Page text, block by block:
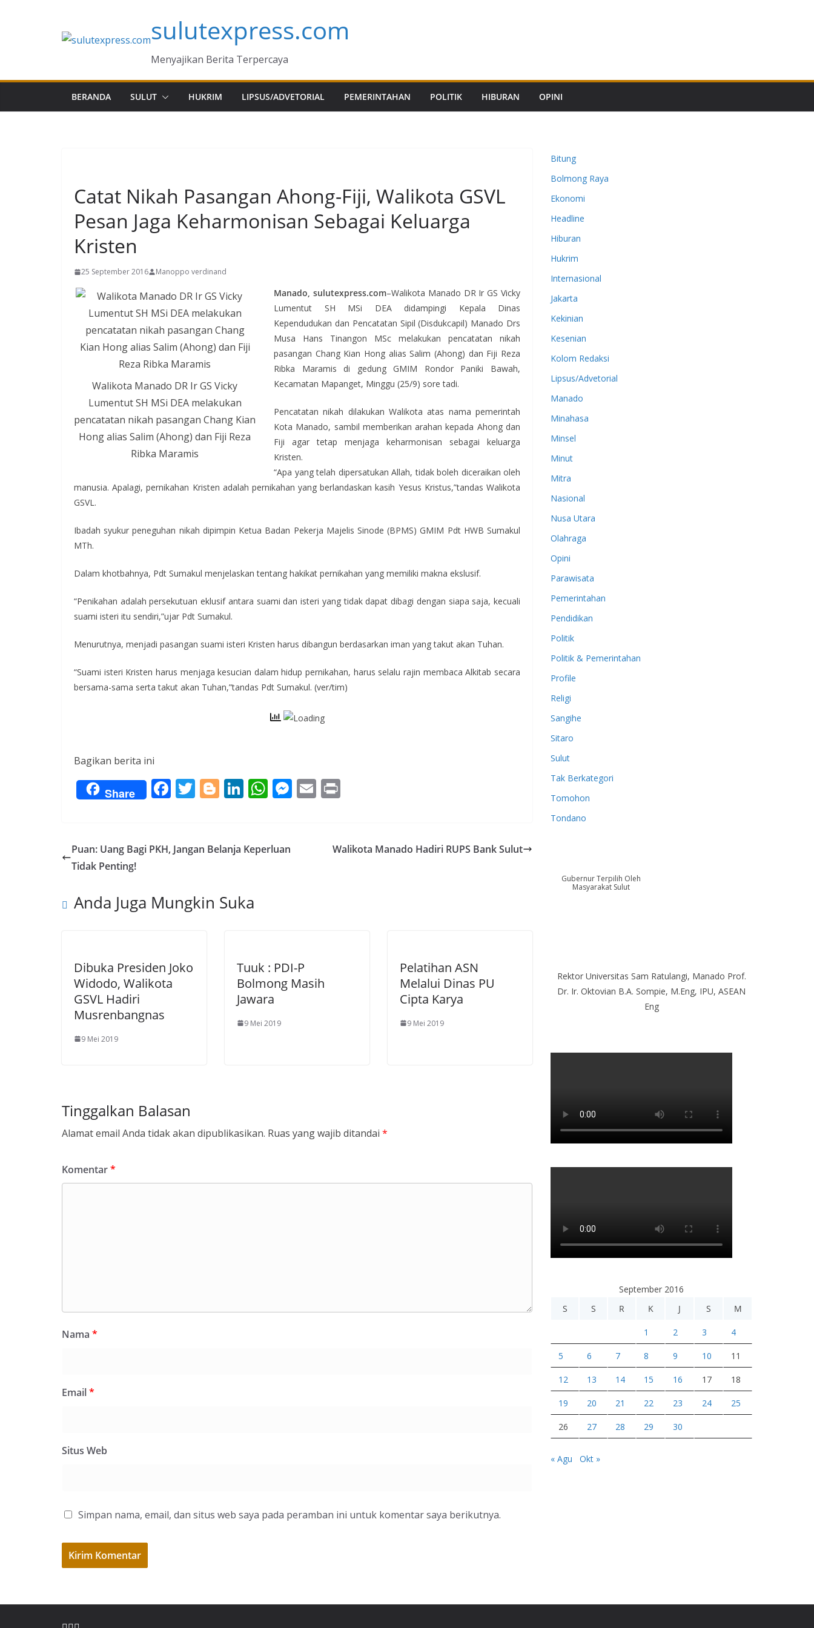
sulutexpress.com
Menyajikan Berita Terpercaya
BERANDA SULUT HUKRIM LIPSUS/ADVETORIAL PEMERINTAHAN POLITIK HIBURAN OPINI
Catat Nikah Pasangan Ahong-Fiji, Walikota GSVL
Pesan Jaga Keharmonisan Sebagai Keluarga
Kristen
25 September 2016 Manoppo verdinand
Walikota Manado DR Ir GS Vicky
Lumentut SH MSi DEA melakukan
pencatatan nikah pasangan Chang Kian
Hong alias Salim (Ahong) dan Fiji Reza
Ribka Maramis
Manado, sulutexpress.com–Walikota Manado DR Ir GS Vicky
Lumentut SH MSi DEA didampingi Kepala Dinas
Kependudukan dan Pencatatan Sipil (Disdukcapil) Manado Drs
Musa Hans Tinangon MSc melakukan pencatatan nikah
pasangan Chang Kian Hong alias Salim (Ahong) dan Fiji Reza
Ribka Maramis di gedung GMIM Rondor Paniki Bawah,
Kecamatan Mapanget, Minggu (25/9) sore tadi.
Pencatatan nikah dilakukan Walikota atas nama pemerintah
Kota Manado, sambil memberikan arahan kepada Ahong dan
Fiji agar tetap menjaga keharmonisan sebagai keluarga
Kristen.
“Apa yang telah dipersatukan Allah, tidak boleh diceraikan oleh
manusia. Apalagi, pernikahan Kristen adalah pernikahan yang berlandaskan kasih Yesus Kristus,”tandas Walikota
GSVL.
Ibadah syukur peneguhan nikah dipimpin Ketua Badan Pekerja Majelis Sinode (BPMS) GMIM Pdt HWB Sumakul
MTh.
Dalam khotbahnya, Pdt Sumakul menjelaskan tentang hakikat pernikahan yang memiliki makna ekslusif.
“Penikahan adalah persekutuan eklusif antara suami dan isteri yang tidak dapat dibagi dengan siapa saja, kecuali
suami isteri itu sendiri,”ujar Pdt Sumakul.
Menurutnya, menjadi pasangan suami isteri Kristen harus dibangun berdasarkan iman yang takut akan Tuhan.
“Suami isteri Kristen harus menjaga kesucian dalam hidup pernikahan, harus selalu rajin membaca Alkitab secara
bersama-sama serta takut akan Tuhan,”tandas Pdt Sumakul. (ver/tim)
Bagikan berita ini
Share F
b
k
T
er
Bl
g
Li
e
W
s
M E
Puan: Uang Bagi PKH, Jangan Belanja Keperluan
Tidak Penting!
Walikota Manado Hadiri RUPS Bank Sulut
Anda Juga Mungkin Suka
Dibuka Presiden Joko
Widodo, Walikota
GSVL Hadiri
Musrenbangnas
9 Mei 2019
Tuuk : PDI-P
Bolmong Masih
Jawara
9 Mei 2019
Pelatihan ASN
Melalui Dinas PU
Cipta Karya
9 Mei 2019
Tinggalkan Balasan
Alamat email Anda tidak akan dipublikasikan. Ruas yang wajib ditandai *
Komentar*
Nama *
Email*
Situs Web
Simpan nama, email, dan situs web saya pada peramban ini untuk komentar saya berikutnya.
Bitung
Bolmong Raya
Ekonomi
Headline
Hiburan
Hukrim
Internasional
Jakarta
Kekinian
Kesenian
Kolom Redaksi
Lipsus/Advetorial
Manado
Minahasa
Minsel
Minut
Mitra
Nasional
Nusa Utara
Olahraga
Opini
Parawisata
Pemerintahan
Pendidikan
Politik
Politik & Pemerintahan
Profile
Religi
Sangihe
Sitaro
Sulut
Tak Berkategori
Tomohon
Tondano
Gubernur Terpilih Oleh
Masyarakat Sulut
Rektor Universitas Sam Ratulangi, Manado Prof.
Dr. Ir. Oktovian B.A. Sompie, M.Eng, IPU, ASEAN
Eng
September 2016
S
S R K J S M
1 2 3 4
5 6 7 8 9 10 11
12 13 14 15 16 17 18
19 20 21 22 23 24 25
26 27 28 29 30
« Agu Okt »